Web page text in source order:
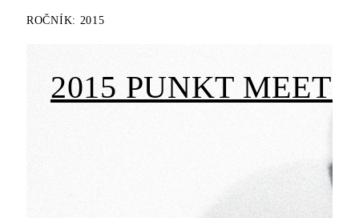
ROČNÍK: 2015
2015 PUNKT